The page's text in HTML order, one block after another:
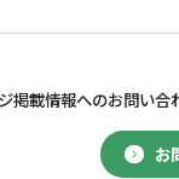
お
掲載情報へのお問い合